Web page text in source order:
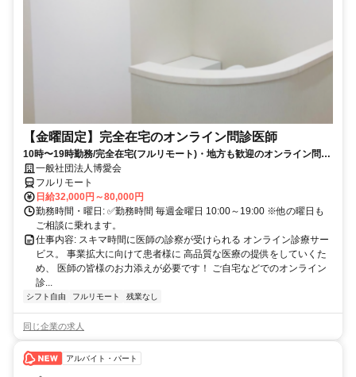
【金曜固定】完全在宅のオンライン問診医師
10時〜19時勤務/完全在宅(フルリモート)・地方も歓迎のオンライン問診
業務一般社団法人博愛会
フルリモート
日給32,000円～80,000円
勤務時間・曜日: ✅勤務時間 毎週金曜日 10:00～19:00 ※他の曜日も
ご相談に乗れます。
仕事内容: スキマ時間に医師の診察が受けられる オンライン診療サー
ビス。 事業拡大に向けて患者様に 高品質な医療の提供をしていくた
め、 医師の皆様のお力添えが必要です！ ご自宅などでのオンライン
診...
シフト自由 フルリモート 残業なし
同じ企業の求人
アルバイト・パート